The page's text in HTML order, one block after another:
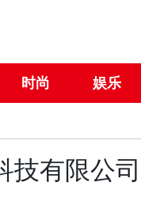
时尚 娱乐
技有限公司